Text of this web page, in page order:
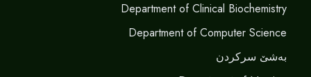
Department of Clinical Biochemistry
Department of Computer Science
بەشێ سرکردن